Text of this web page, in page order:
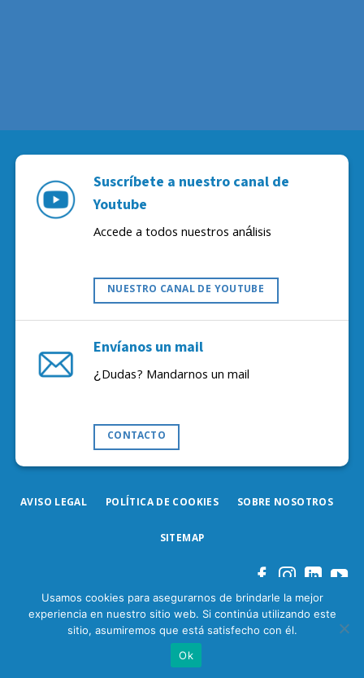
Suscríbete a nuestro canal de
Youtube
Accede a todos nuestros análisis
NUESTRO CANAL DE YOUTUBE
Envíanos un mail
¿Dudas? Mandarnos un mail
CONTACTO
AVISO LEGAL POLÍTICA DE COOKIES SOBRE NOSOTROS
SITEMAP
diseño de paginas web
Usamos cookies para asegurarnos de brindarle la mejor
experiencia en nuestro sitio web. Si continúa utilizando este
sitio, asumiremos que está satisfecho con él.
Ok